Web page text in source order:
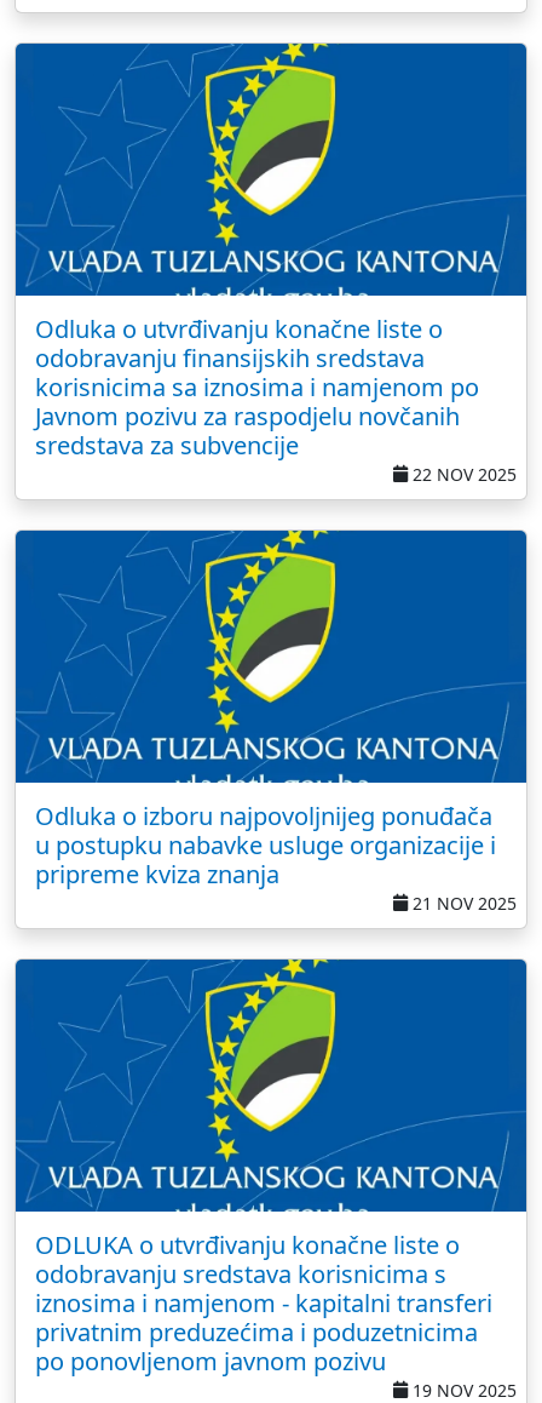
Odluka o utvrđivanju konačne liste o
odobravanju finansijskih sredstava
korisnicima sa iznosima i namjenom po
Javnom pozivu za raspodjelu novčanih
sredstava za subvencije
22 NOV 2025
Odluka o izboru najpovoljnijeg ponuđača
u postupku nabavke usluge organizacije i
pripreme kviza znanja
21 NOV 2025
ODLUKA o utvrđivanju konačne liste o
odobravanju sredstava korisnicima s
iznosima i namjenom - kapitalni transferi
privatnim preduzećima i poduzetnicima
po ponovljenom javnom pozivu
19 NOV 2025